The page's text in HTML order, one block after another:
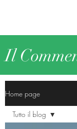
Il
Home page
Tutto il blog